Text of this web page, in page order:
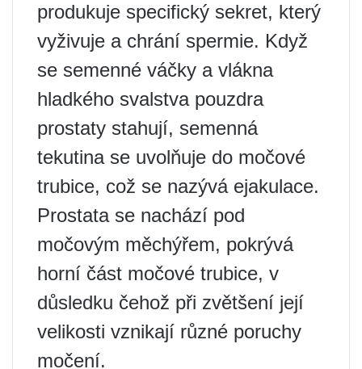
produkuje specifický sekret, který
vyživuje a chrání spermie. Když
se semenné váčky a vlákna
hladkého svalstva pouzdra
prostaty stahují, semenná
tekutina se uvolňuje do močové
trubice, což se nazývá ejakulace.
Prostata se nachází pod
močovým měchýřem, pokrývá
horní část močové trubice, v
důsledku čehož při zvětšení její
velikosti vznikají různé poruchy
močení.